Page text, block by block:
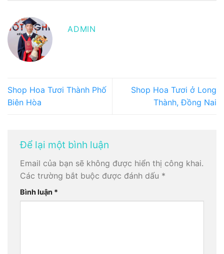
ADMIN
Shop Hoa Tươi Thành Phố
Biên Hòa
Shop Hoa Tươi ở Long
Thành, Đồng Nai
Để lại một bình luận
Email của bạn sẽ không được hiển thị công khai.
Các trường bắt buộc được đánh dấu *
Bình luận *